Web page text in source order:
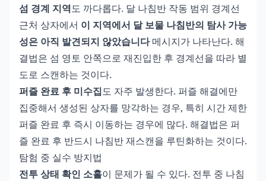
섬 경계 지역도 까다롭다. 달 나침반 작동 범위 경계선
근처 상자에서 이 지역에서 달 보물 나침반의 탐사 가능
성은 아직 발견되지 않았습니다메시지가 나타난다. 해
결법은 섬 영토 안쪽으로 재진입한 후 경계선을 따라 별
도로 스캔하는 것이다.
퍼즐 완료 후 미수집도 자주 발생한다. 퍼즐 해결에만
집중해서 생성된 상자를 망각하는 경우, 특히 시간 제한
퍼즐 완료 후 즉시 이동하는 경우에 많다. 해결법은 퍼
즐 완료 후 반드시 나침반 재스캔을 루틴화하는 것이다.
탐험 중 실수 방지법
전투 상태 확인 소홀이 문제가 될 수 있다. 전투 중 나침